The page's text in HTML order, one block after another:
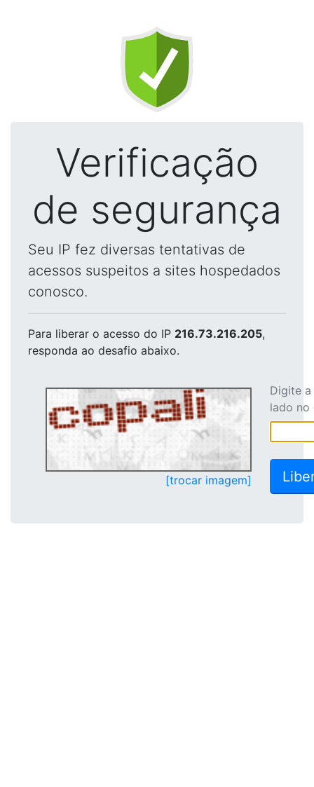
Verificação
de segurança
Seu IP fez diversas tentativas de
acessos suspeitos a sites hospedados
conosco.
Para liberar o acesso do IP 216.73.216.205,
responda ao desafio abaixo.
[trocar imagem]
Digite
lado no